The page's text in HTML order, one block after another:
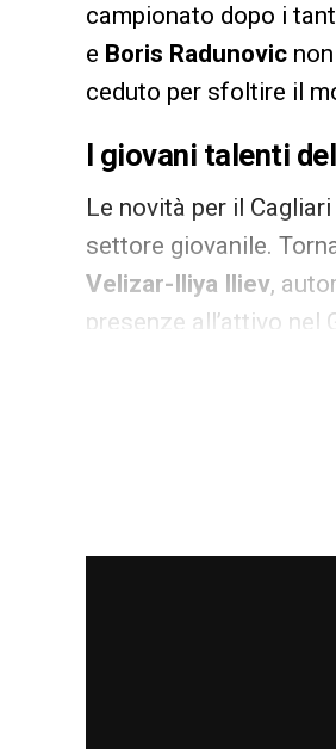
campionato dopo i
e Boris Radunovic
ceduto per sfoltire il
I giovani talenti del
Le novità per il
settore giovanile.
Velizar-Iliya Iliev,
presenze all’attivo nel
Il giovane talento